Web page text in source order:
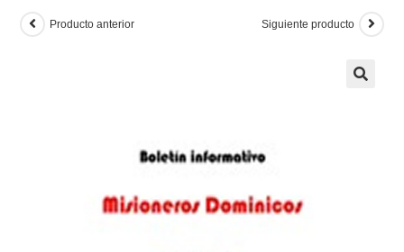
Producto anterior Siguiente producto